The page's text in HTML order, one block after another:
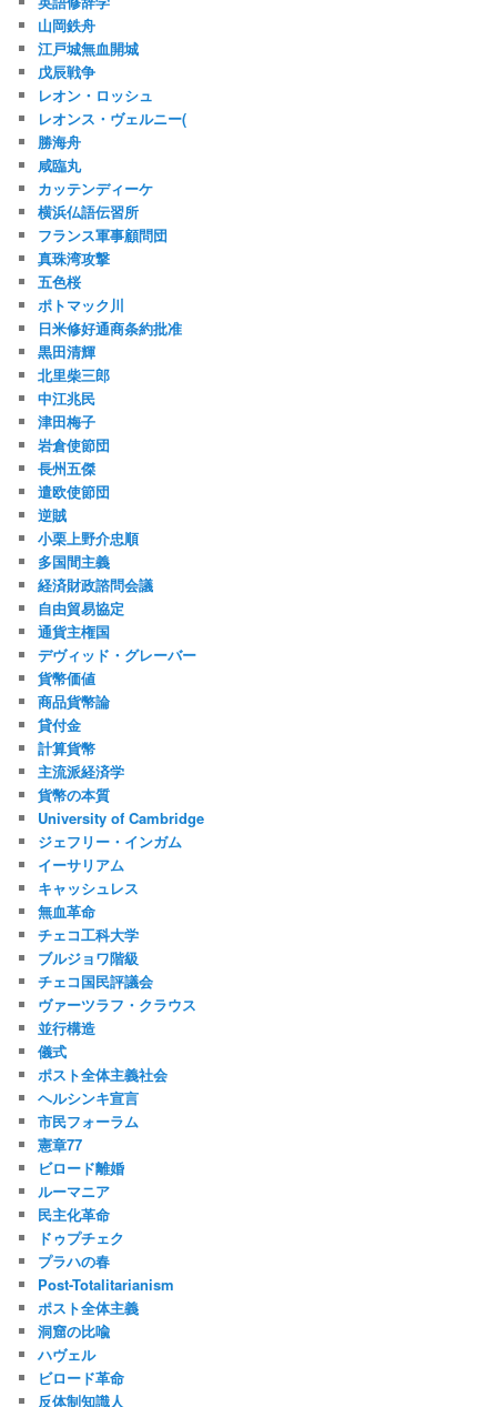
山岡鉄舟
江戸城無血開城
戊辰戦争
レオン・ロッシュ
レオンス・ヴェルニー(
勝海舟
咸臨丸
カッテンディーケ
横浜仏語伝習所
フランス軍事顧問団
真珠湾攻撃
五色桜
ポトマック川
日米修好通商条約批准
黒田清輝
北里柴三郎
中江兆民
津田梅子
岩倉使節団
長州五傑
遣欧使節団
逆賊
小栗上野介忠順
多国間主義
経済財政諮問会議
自由貿易協定
通貨主権国
デヴィッド・グレーバー
貨幣価値
商品貨幣論
貸付金
計算貨幣
主流派経済学
貨幣の本質
University of Cambridge
ジェフリー・インガム
イーサリアム
キャッシュレス
無血革命
チェコ工科大学
ブルジョワ階級
チェコ国民評議会
ヴァーツラフ・クラウス
並行構造
儀式
ポスト全体主義社会
ヘルシンキ宣言
市民フォーラム
憲章77
ビロード離婚
ルーマニア
民主化革命
ドゥプチェク
プラハの春
Post-Totalitarianism
ポスト全体主義
洞窟の比喩
ハヴェル
ビロード革命
反体制知識人